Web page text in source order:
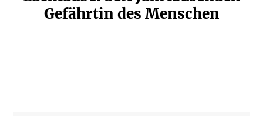
Gefährtin des Menschen